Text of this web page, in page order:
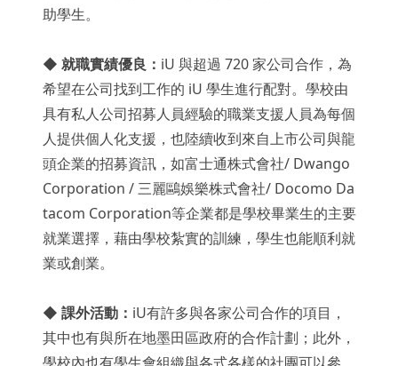
助學生。
◆ 就職實績優良： iU 與超過 720 家公司合作，為
希望在公司找到工作的 iU 學生進行配對。學校由
具有私人公司招募人員經驗的職業支援人員為每個
人提供個人化支援，也陸續收到來自上市公司與龍
頭企業的招募資訊，如富士通株式會社/ Dwango
Corporation / 三麗鷗娛樂株式會社/ Docomo Da
tacom Corporation等企業都是學校畢業生的主要
就業選擇，藉由學校紮實的訓練，學生也能順利就
業或創業。
◆ 課外活動： iU有許多與各家公司合作的項目，
其中也有與所在地墨田區政府的合作計劃；此外，